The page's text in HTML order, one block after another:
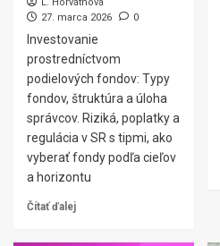
27. marca 2026
0
Investovanie
prostredníctvom
podielových fondov: Typy
fondov, štruktúra a úloha
správcov. Riziká, poplatky a
regulácia v SR s tipmi, ako
vyberať fondy podľa cieľov
a horizontu
Čítať ďalej